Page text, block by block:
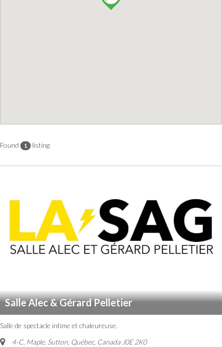
Found 1 listing
Salle Alec & Gérard Pelletier
Salle de spectacle intime et chaleureuse.
4-C, Maple, Sutton Québec, Canada J0E 2K0